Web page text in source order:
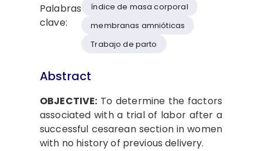
Palabras
clave:
índice de masa corporal
membranas amnióticas
Trabajo de parto
Abstract
OBJECTIVE: To determine the factors
associated with a trial of labor after a
successful cesarean section in women
with no history of previous delivery.